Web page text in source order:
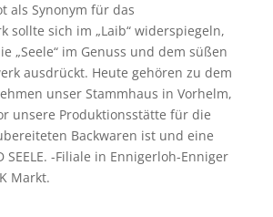
als Synonym für das
sollte sich im „Laib“ widerspiegeln,
„Seele“ im Genuss und dem süßen
ausdrückt. Heute gehören zu dem
unser Stammhaus in Vorhelm,
unsere Produktionsstätte für die
Backwaren ist und eine
SEELE. -Filiale in Ennigerloh-Enniger
Markt.